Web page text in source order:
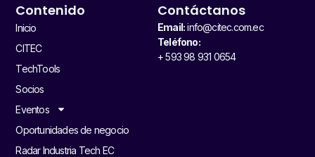
Contenido
Inicio
CITEC
TechTools
Socios
Eventos
Oportunidades de negocio
Radar Industria Tech EC
Contáctanos
Email:info@citec.com.ec
Teléfono:
+ 593 98 931 0654